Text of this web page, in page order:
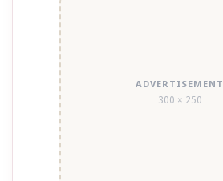
ADVERTISEMENT
300 × 250